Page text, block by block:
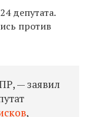
депутата.
против
— заявил
,